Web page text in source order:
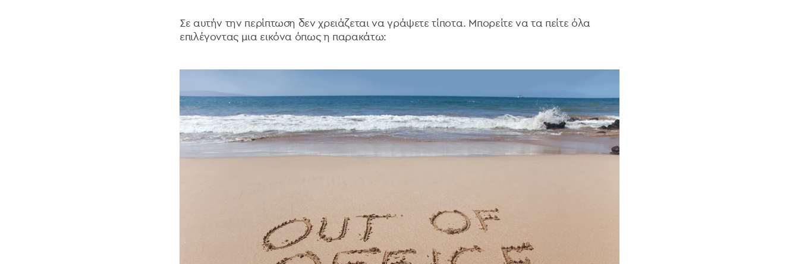
Σε αυτήν την περίπτωση δεν χρειάζεται να γράψετε τίποτα. Μπορείτε να τα πείτε όλα
επιλέγοντας μια εικόνα όπως η παρακάτω: